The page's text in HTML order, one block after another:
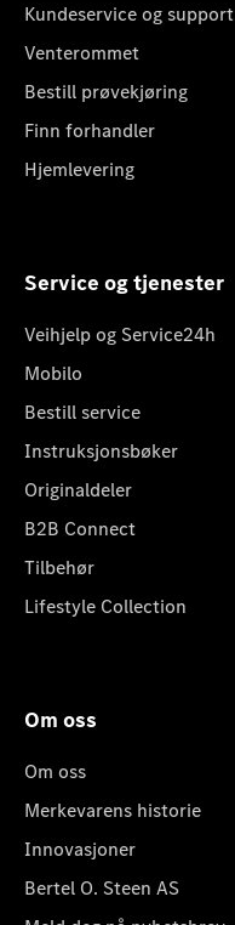
Kundeservice og support
Venterommet
Bestill prøvekjøring
Finn forhandler
Hjemlevering
Service og tjenester
Veihjelp og Service24h
Mobilo
Bestill service
Instruksjonsbøker
Originaldeler
B2B Connect
Tilbehør
Lifestyle Collection
Om oss
Om oss
Merkevarens historie
Innovasjoner
Bertel O. Steen AS